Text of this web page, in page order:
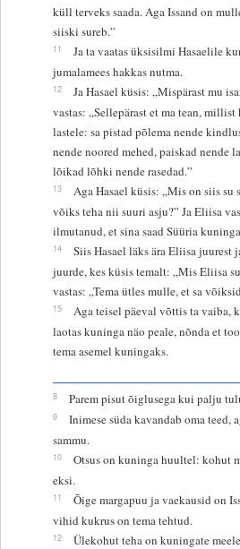
küll terveks saada. Aga Issand on
siiski sureb.”
11
Ja ta vaatas üksisilmi Hasaelile
jumalamees hakkas nutma.
12
Ja Hasael küsis: „Mispärast mu
vastas: „Sellepärast et ma tean,
lastele: sa pistad põlema nende
nende noored mehed, paiskad nende
lõikad lõhki nende rasedad.”
13
Aga Hasael küsis: „Mis on siis su
võiks teha nii suuri asju?” Ja Eliisa
ilmutanud, et sina saad Süüria
14
Siis Hasael läks ära Eliisa juurest
juurde, kes küsis temalt: „Mis Eliisa
vastas: „Tema ütles mulle, et sa
15
Aga teisel päeval võttis ta vaiba,
laotas kuninga näo peale, nõnda et
tema asemel kuningaks.
8 Parem pisut õiglusega kui palju
9
Inimese süda kavandab oma teed,
sammu.
10
Otsus on kuninga huultel: kohut
eksi.
11
Õige margapuu ja vaekausid on
vihid kukrus on tema tehtud.
12
Ülekohut teha on kuningate